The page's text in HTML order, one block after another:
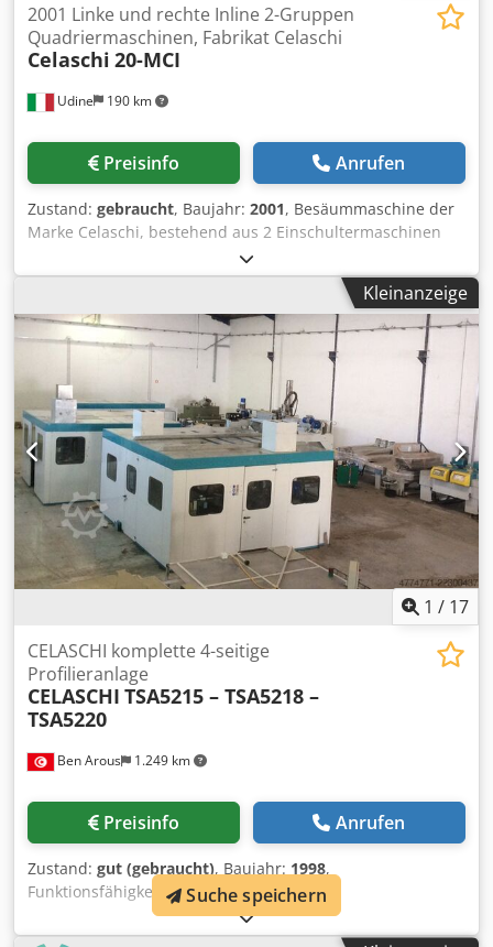
Udine 190 km
2001 Linke und rechte Inline 2-Gruppen
Quadriermaschinen, Fabrikat Celaschi
Celaschi 20-MCI
Preisinfo Anrufen
Zustand: gebraucht, Baujahr: 2001, Besäummaschine der
Marke Celaschi, bestehend aus 2 Einschultermaschinen
(rechts+links), Typ TA, Modell 20-MCI, Baujahr 2001 (CE),
mit 2 Fräsgruppen pro Seite, gebraucht. Werkstückgröße:
Chodpfx Ajk N I Nbsipoa Min./Max. Breite: 60/160 mm
Min./Max. Länge: 350/1400 mm Min./Max. Dicke: 13/23 mm
Kleinanzeige
1 / 17
Ben Arous 1.249 km
CELASCHI komplette 4-seitige
Profilieranlage
CELASCHI TSA5215 – TSA5218 –
TSA5220
Preisinfo Anrufen
Zustand: gut (gebraucht), Baujahr: 1998,
Funktionsfähigkeit:voll funktionsfähig,
Maschinen-/Fahrzeugnummer:TSA5215 – TSA5218 –
TSA5220, Wir sind ein italienisches Unternehmen und
Suche speichern